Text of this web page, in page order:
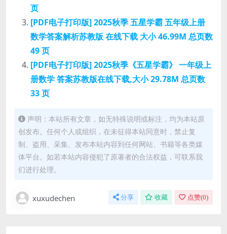
页
[PDF电子打印版] 2025秋季 五星学霸 五年级上册
数学答案解析苏教版 在线下载 大小 46.99M 总页数
49 页
[PDF电子打印版] 2025秋季《五星学霸》 一年级上
册数学 答案苏教版在线下载,大小 29.78M 总页数
33 页
声明：本站所有文章，如无特殊说明或标注，均为本站原
创发布。任何个人或组织，在未征得本站同意时，禁止复
制、盗用、采集、发布本站内容到任何网站、书籍等各类媒
体平台。如若本站内容侵犯了原著者的合法权益，可联系我
们进行处理。
xuxudechen 分享 收藏 点赞(0)